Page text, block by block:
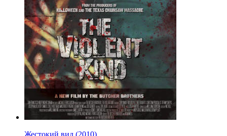
Жестокий вид (2010)